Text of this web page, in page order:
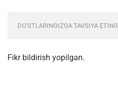
DO'STLARINGIZGA TAVSIYA ETING
Fikr bildirish yopilgan.